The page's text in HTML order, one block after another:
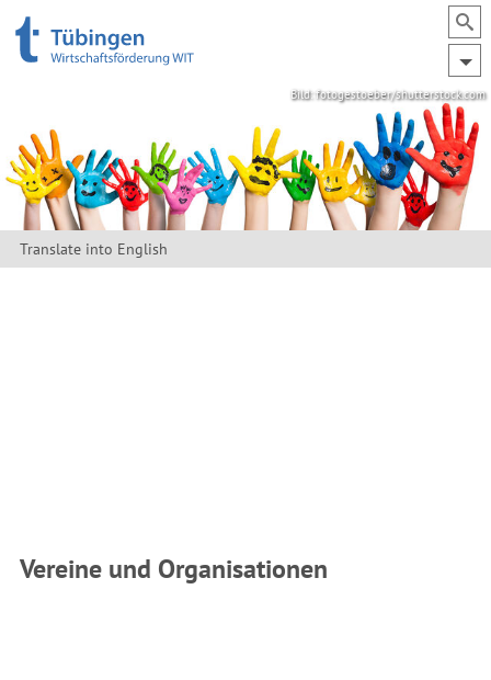
Bild: fotogestoeber/shutterstock.com
Translate into English
Vereine und Organisationen